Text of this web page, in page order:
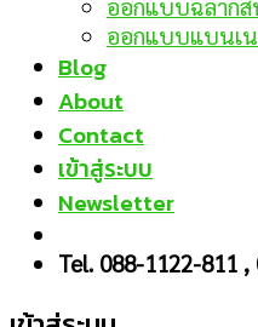
ออกแบบฉลากสิ
ออกแบบแบนเ
Blog
About
Contact
เข้าสู่ระบบ
Newsletter
Tel. 088-1122-811